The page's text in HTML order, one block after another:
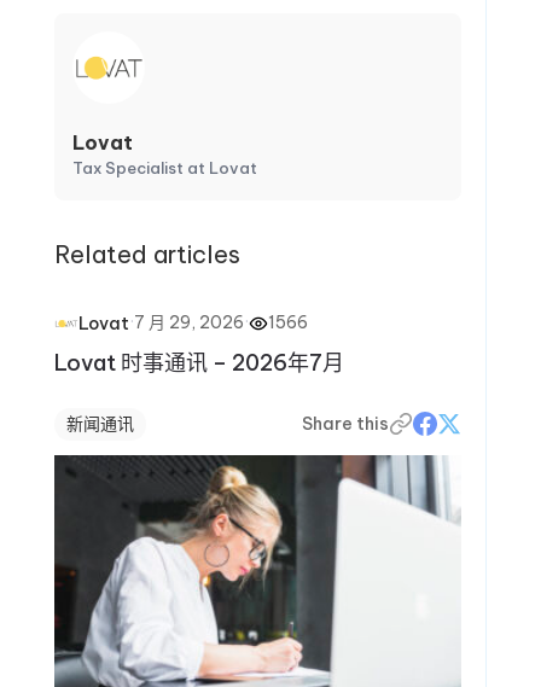
Lovat
Tax Specialist at Lovat
Related articles
Lovat·7 月 29, 2026· 1566
Lovat 时事通讯 – 2026年7月
新闻通讯 Share this